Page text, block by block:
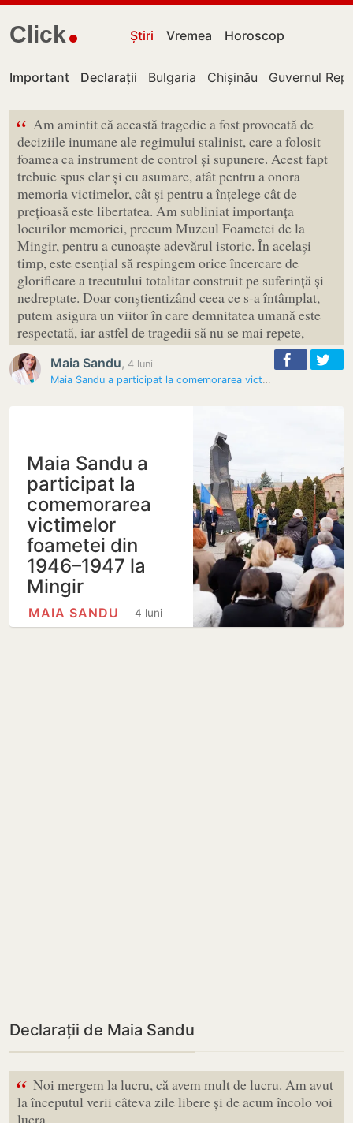
Click Știri Vremea Horoscop
Important Declarații Bulgaria Chișinău Guvernul
“ Am amintit că această tragedie a fost provocată de
deciziile inumane ale regimului stalinist, care a folosit
foamea ca instrument de control și supunere. Acest fapt
trebuie spus clar și cu asumare, atât pentru a onora
memoria victimelor, cât și pentru a înțelege cât de
prețioasă este libertatea. Am subliniat importanța
locurilor memoriei, precum Muzeul Foametei de la
Mingir, pentru a cunoaște adevărul istoric. În același
timp, este esențial să respingem orice încercare de
glorificare a trecutului totalitar construit pe suferință și
nedreptate. Doar conștientizând ceea ce s-a întâmplat,
putem asigura un viitor în care demnitatea umană este
respectată, iar astfel de tragedii să nu se mai repete,
Maia Sandu, 4 luni
Maia Sandu a participat la comemorarea victimelor foametei din…
Maia Sandu a
participat la
comemorarea
victimelor
foametei din
1946–1947 la
Mingir
4 luni
MAIA SANDU
Declarații de Maia Sandu
“ Noi mergem la lucru, că avem mult de lucru. Am avut
la începutul verii câteva zile libere și de acum încolo voi
lucra